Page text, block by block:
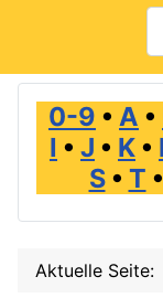
0-9 • A •
I • J • K •
S• T •
Aktuelle Seite: